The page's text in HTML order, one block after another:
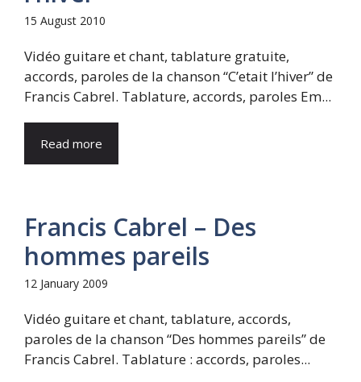
15 August 2010
Vidéo guitare et chant, tablature gratuite,
accords, paroles de la chanson “C’etait l’hiver” de
Francis Cabrel. Tablature, accords, paroles Em...
Read more
Francis Cabrel – Des
hommes pareils
12 January 2009
Vidéo guitare et chant, tablature, accords,
paroles de la chanson “Des hommes pareils” de
Francis Cabrel. Tablature : accords, paroles...